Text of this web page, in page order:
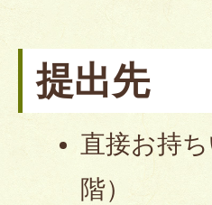
提出先
直接お持
階）